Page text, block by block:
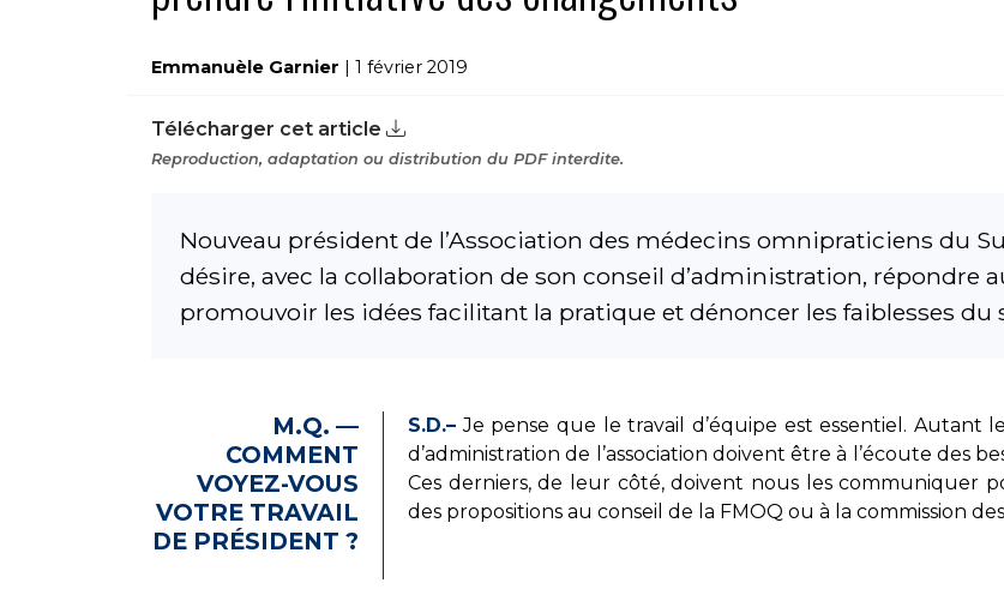
Emmanuèle Garnier | 1 février 2019
Télécharger cet article
Reproduction, adaptation ou distribution du PDF interdite.
Nouveau président de l’Association des médecins omnipraticiens du
désire, avec la collaboration de son conseil d’administration, répondre
promouvoir les idées facilitant la pratique et dénoncer les faiblesses du
M.Q. —
COMMENT
VOYEZ-VOUS
VOTRE TRAVAIL
DE PRÉSIDENT ?
S.D.– Je pense que le travail d’équipe est essentiel. Autant
d’administration de l’association doivent être à l’écoute des
Ces derniers, de leur côté, doivent nous les communiquer
des propositions au conseil de la FMOQ ou à la commission